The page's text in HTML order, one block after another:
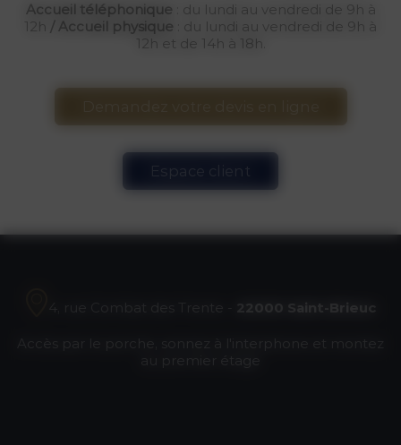
Accueil téléphonique
: du lundi au vendredi de 9h à
12h / Accueil physique : du lundi au vendredi de 9h à
12h et de 14h à 18h.
22000 Saint-Brieuc